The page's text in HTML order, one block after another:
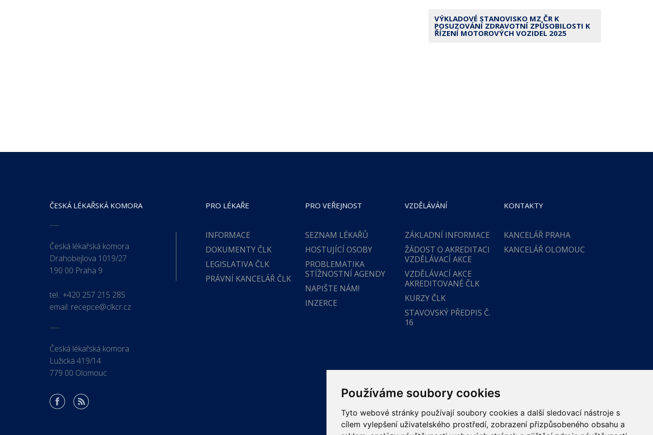
Používáme soubory cookies
Tyto webové stránky používají soubory cookies a další sledovací nástroje s
cílem vylepšení uživatelského prostředí, zobrazení přizpůsobeného obsahu a
VÝKLADOVÉ STANOVISKO MZ ČR K
POSUZOVÁNÍ ZDRAVOTNÍ ZPŮSOBILOSTI K
ŘÍZENÍ MOTOROVÝCH VOZIDEL 2025
ČESKÁ LÉKAŘSKÁ KOMORA
Česká lékařská komora
Drahobejlova 1019/27
190 00 Praha 9
tel.: +420 257 215 285
email: recepce@clkcr.cz
Česká lékařská komora
Lužická 419/14
779 00 Olomouc
PRO LÉKAŘE
INFORMACE
DOKUMENTY ČLK
LEGISLATIVA ČLK
PRÁVNÍ KANCELÁŘ ČLK
PRO VEŘEJNOST
SEZNAM LÉKAŘŮ
HOSTUJÍCÍ OSOBY
PROBLEMATIKA
STÍŽNOSTNÍ AGENDY
NAPIŠTE NÁM!
INZERCE
VZDĚLÁVÁNÍ
ZÁKLADNÍ INFORMACE
ŽÁDOST O AKREDITACI
VZDĚLÁVACÍ AKCE
VZDĚLÁVACÍ AKCE
AKREDITOVANÉ ČLK
KURZY ČLK
STAVOVSKÝ PŘEDPIS Č.
16
KONTAKTY
KANCELÁŘ PRAHA
KANCELÁŘ OLOMOUC